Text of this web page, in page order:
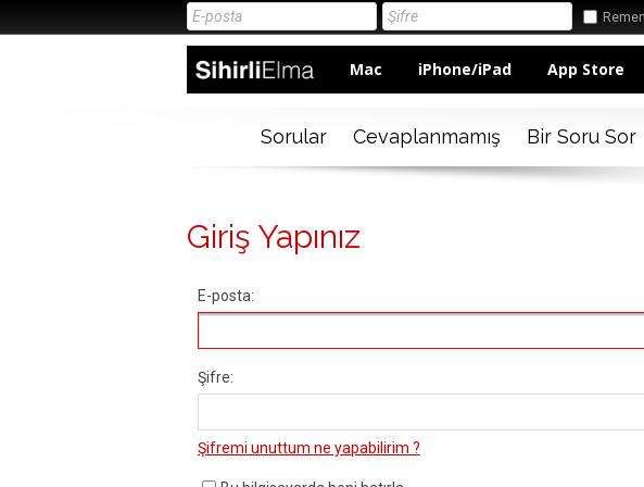
Mac iPhone/iPad App Store
Sorular Cevaplanmamış Bir Soru Sor
Giriş Yapınız
E-posta:
Şifre:
Şifremi unuttum ne yapabilirim ?